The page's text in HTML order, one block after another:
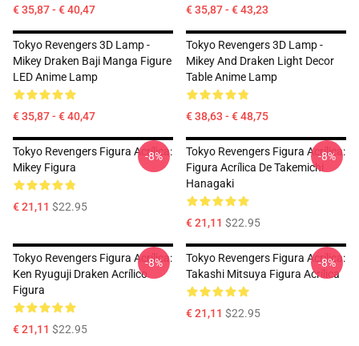
€ 35,87 - € 40,47 € 35,87 - € 43,23
Tokyo Revengers 3D Lamp -
Mikey Draken Baji Manga Figure
LED Anime Lamp
€ 35,87 - € 40,47
Tokyo Revengers 3D Lamp -
Mikey And Draken Light Decor
Table Anime Lamp
€ 38,63 - € 48,75
Tokyo Revengers Figura Acrílica:
Mikey Figura
€ 21,11 $22.95
-8%
Tokyo Revengers Figura Acrílica:
Figura Acrílica De Takemichi
Hanagaki
€ 21,11 $22.95
-8%
Tokyo Revengers Figura Acrílica:
Ken Ryuguji Draken Acrílico
Figura
€ 21,11 $22.95
-8%
Tokyo Revengers Figura Acrílica:
Takashi Mitsuya Figura Acrílica
€ 21,11 $22.95
-8%